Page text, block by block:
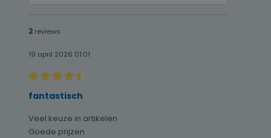
2 reviews
19 april 2026 01:01
Recensie met een waardering van 4.5 van de 5 sterren
fantastisch
Veel keuze in artikelen
Goede prijzen